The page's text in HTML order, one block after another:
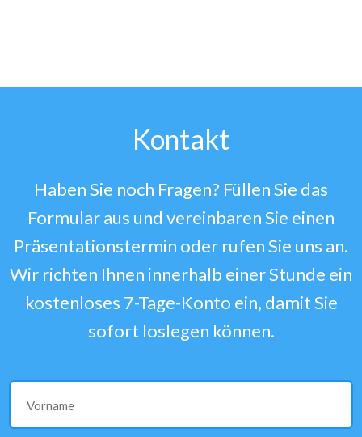
Kontakt
Haben Sie noch Fragen? Füllen Sie das
Formular aus und vereinbaren Sie einen
Präsentationstermin oder rufen Sie uns an.
Wir richten Ihnen innerhalb einer Stunde ein
kostenloses 7-Tage-Konto ein, damit Sie
sofort loslegen können.
Vorname